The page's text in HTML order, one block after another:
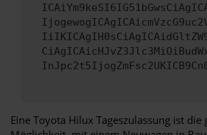
Eine Toyota Hilux Tageszulassung ist die